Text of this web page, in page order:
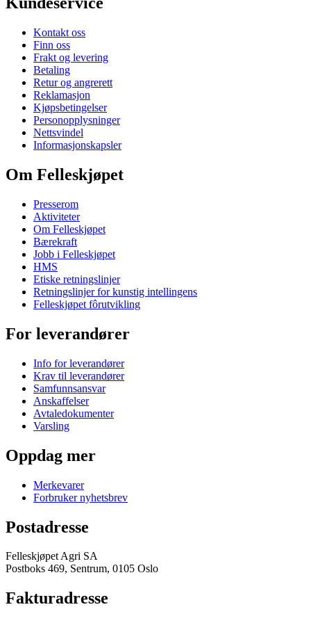
Kontakt oss
Finn oss
Frakt og levering
Betaling
Retur og angrerett
Reklamasjon
Kjøpsbetingelser
Personopplysninger
Nettsvindel
Informasjonskapsler
Om Felleskjøpet
Presserom
Aktiviteter
Om Felleskjøpet
Bærekraft
Jobb i Felleskjøpet
HMS
Etiske retningslinjer
Retningslinjer for kunstig intellingens
Felleskjøpet fôrutvikling
For leverandører
Info for leverandører
Krav til leverandører
Samfunnsansvar
Anskaffelser
Avtaledokumenter
Varsling
Oppdag mer
Merkevarer
Forbruker nyhetsbrev
Postadresse
Felleskjøpet Agri SA
Postboks 469, Sentrum, 0105 Oslo
Fakturadresse